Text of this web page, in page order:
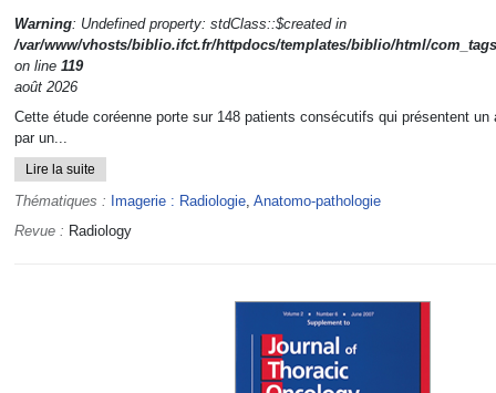
Warning: Undefined property: stdClass::$created in
/var/www/vhosts/biblio.ifct.fr/httpdocs/templates/biblio/html/
on line 119
août 2026
Cette étude coréenne porte sur 148 patients consécutifs qui présentent un
par un...
Lire la suite
Thématiques : Imagerie : Radiologie, Anatomo-pathologie
Revue : Radiology